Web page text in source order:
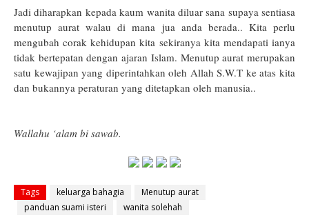
Jadi diharapkan kepada kaum wanita diluar sana supaya sentiasa
menutup aurat walau di mana jua anda berada.. Kita perlu
mengubah corak kehidupan kita sekiranya kita mendapati ianya
tidak bertepatan dengan ajaran Islam. Menutup aurat merupakan
satu kewajipan yang diperintahkan oleh Allah S.W.T ke atas kita
dan bukannya peraturan yang ditetapkan oleh manusia..
Wallahu ‘alam bi sawab.
Tags keluarga bahagia
Menutup aurat
panduan suami isteri
wanita solehah